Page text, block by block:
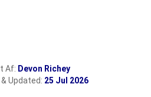
Af: Devon Richey
Updated: 25 Jul 2026